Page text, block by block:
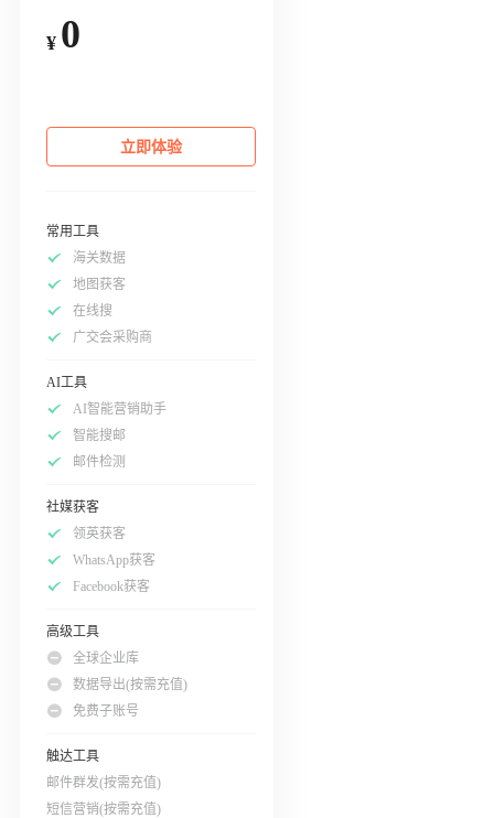
¥ 0
立即体验
常用工具
海关数据
地图获客
在线搜
广交会采购商
AI工具
AI智能营销助手
智能搜邮
邮件检测
社媒获客
领英获客
WhatsApp获客
Facebook获客
高级工具
全球企业库
数据导出(按需充值)
免费子账号
触达工具
邮件群发(按需充值)
短信营销(按需充值)